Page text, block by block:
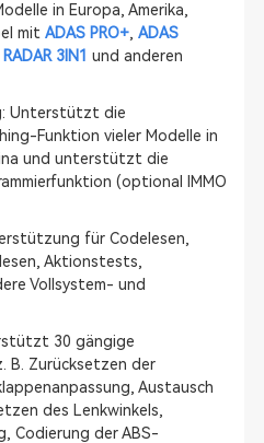
in Europa, Amerika,
mit ADAS PRO+, ADAS
3IN1 und anderen
Unterstützt die
Funktion vieler Modelle in
und unterstützt die
(optional IMMO
für Codelesen,
Aktionstests,
Vollsystem- und
30 gängige
B. Zurücksetzen der
Austausch
des Lenkwinkels,
Codierung der ABS-